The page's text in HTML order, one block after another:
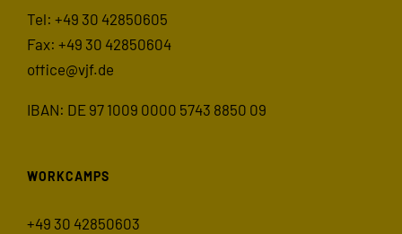
Tel: +49 30 42850605
Fax: +49 30 42850604
office@vjf.de
IBAN: DE 97 1009 0000 5743 8850 09
WORKCAMPS
+49 30 42850603